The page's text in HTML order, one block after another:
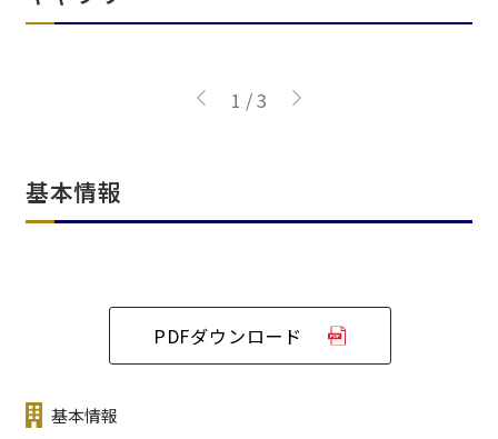
1 /3
基本情報
PDFダウンロード
基本情報